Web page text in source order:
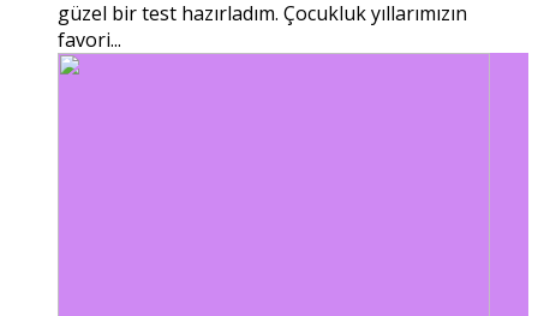
güzel bir test hazırladım. Çocukluk yıllarımızın
favori...